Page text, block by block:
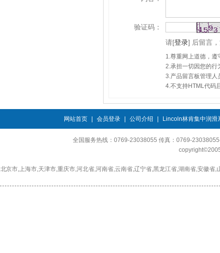
验证码：
请[登录] 后留言
1.尊重网上道德，
2.承担一切因您的行
3.产品留言板管理人
4.不支持HTML代码
网站首页 会员登录 公司介绍 Lincoln林肯集中润滑
全国服务热线：0769-23038055 传真：0769-
北京市,上海市,天津市,重庆市,河北省,河南省,云南省,辽宁省,黑龙江省,湖南省,安徽